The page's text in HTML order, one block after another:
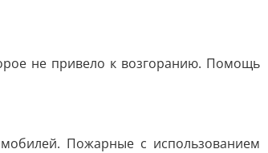
не привело к возгоранию. Помощь
Пожарные с использованием